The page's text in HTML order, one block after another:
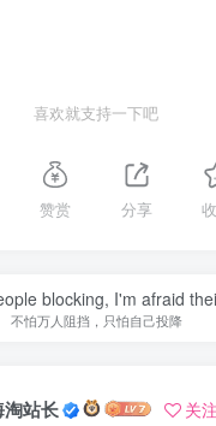
喜欢就支持一下吧
赞赏 分享
blocking, I'm afraid
不怕万人阻挡，只怕自己投降
淘站长 关注